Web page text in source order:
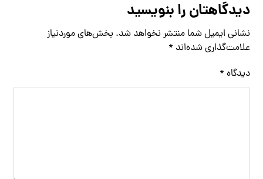
دیدگاهتان را بنویسید
نشانی ایمیل شما منتشر نخواهد شد. بخش‌های موردنیاز
علامت‌گذاری شده‌اند *
دیدگاه *